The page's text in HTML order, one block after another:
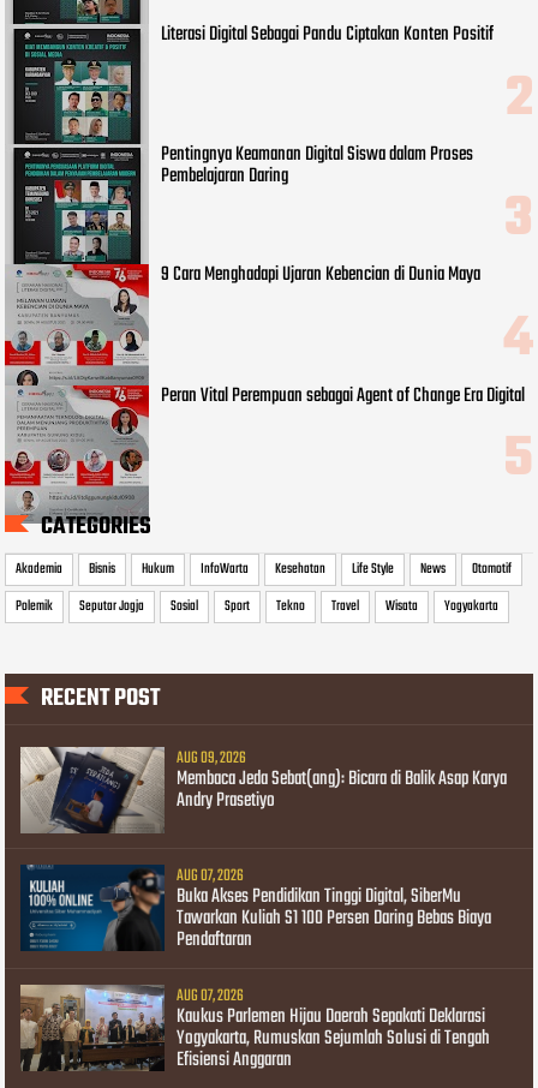
Literasi Digital Sebagai Pandu Ciptakan Konten Positif
Pentingnya Keamanan Digital Siswa dalam Proses
Pembelajaran Daring
9 Cara Menghadapi Ujaran Kebencian di Dunia Maya
Peran Vital Perempuan sebagai Agent of Change Era Digital
CATEGORIES
Akademia Bisnis Hukum InfoWarta Kesehatan Life Style News
Otomotif
Polemik
Seputar Jogja Sosial Sport Tekno Travel Wisata Yogyakarta
RECENT POST
AUG 09, 2026
Membaca Jeda Sebat(ang): Bicara di Balik Asap Karya
Andry Prasetiyo
AUG 07, 2026
Buka Akses Pendidikan Tinggi Digital, SiberMu
Tawarkan Kuliah S1 100 Persen Daring Bebas Biaya
Pendaftaran
AUG 07, 2026
Kaukus Parlemen Hijau Daerah Sepakati Deklarasi
Yogyakarta, Rumuskan Sejumlah Solusi di Tengah
Efisiensi Anggaran